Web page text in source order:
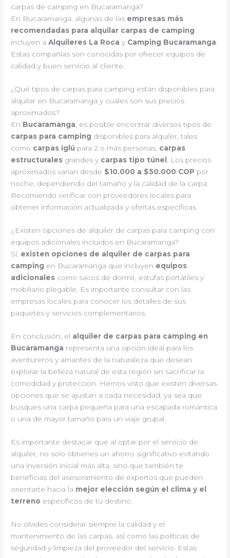
carpas de camping en Bucaramanga?
En Bucaramanga, algunas de las empresas más
recomendadas para alquilar carpas de camping
incluyen aAlquileres La Roca y Camping Bucaramanga.
Estas compañías son conocidas por ofrecer equipos de
calidad y buen servicio al cliente.
¿Qué tipos de carpas para camping están disponibles para
alquilar en Bucaramanga y cuáles son sus precios
aproximados?
En Bucaramanga, es posible encontrar diversos tipos de
carpas para camping disponibles para alquiler, tales
como carpas iglú para 2 o más personas, carpas
estructurales grandes y carpas tipo túnel . Los precios
aproximados varían desde $10.000 a $50.000 COP por
noche, dependiendo del tamaño y la calidad de la carpa.
Recomiendo verificar con proveedores locales para
obtener información actualizada y ofertas específicas.
¿Existen opciones de alquiler de carpas para camping con
equipos adicionales incluidos en Bucaramanga?
Sí, existen opciones de alquiler de carpas para
camping en Bucaramanga que incluyen equipos
adicionales como sacos de dormir, estufas portátiles y
mobiliario plegable. Es importante consultar con las
empresas locales para conocer los detalles de sus
paquetes y servicios complementarios.
En conclusión, el alquiler de carpas para camping en
Bucaramanga representa una opción ideal para los
aventureros y amantes de la naturaleza que desean
explorar la belleza natural de esta región sin sacrificar la
comodidad y protección. Hemos visto que existen diversas
opciones que se ajustan a cada necesidad, ya sea que
busques una carpa pequeña para una escapada romántica
o una de mayor tamaño para un viaje grupal.
Es importante destacar que al optar por el servicio de
alquiler, no solo obtienes un ahorro significativo evitando
una inversión inicial más alta, sino que también te
beneficias del asesoramiento de expertos que pueden
orientarte hacia la mejor elección según el clima y el
terreno específicos de tu destino.
No olvides considerar siempre la calidad y el
mantenimiento de las carpas, así como las políticas de
seguridad y limpieza del proveedor del servicio. Estas